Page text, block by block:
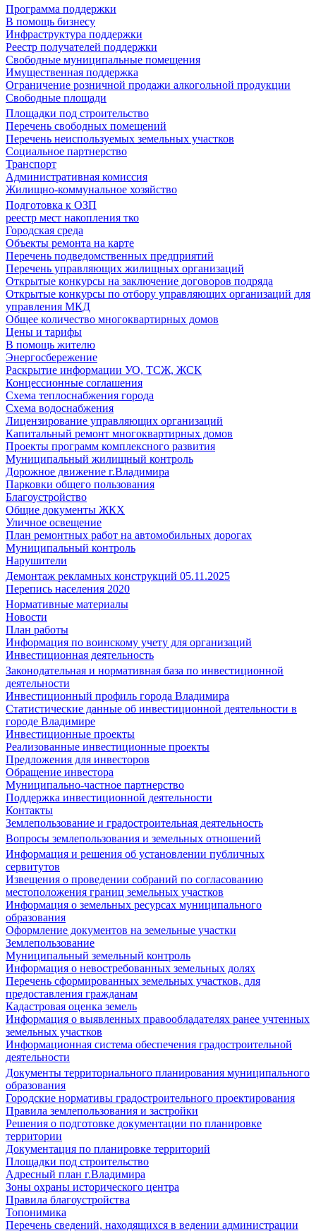
Программа поддержки
В помощь бизнесу
Инфраструктура поддержки
Реестр получателей поддержки
Свободные муниципальные помещения
Имущественная поддержка
Ограничение розничной продажи алкогольной продукции
Свободные площади
Площадки под строительство
Перечень свободных помещений
Перечень неиспользуемых земельных участков
Социальное партнерство
Транспорт
Административная комиссия
Жилищно-коммунальное хозяйство
Подготовка к ОЗП
реестр мест накопления тко
Городская среда
Объекты ремонта на карте
Перечень подведомственных предприятий
Перечень управляющих жилищных организаций
Открытые конкурсы на заключение договоров подряда
Открытые конкурсы по отбору управляющих организаций для
управления МКД
Общее количество многоквартирных домов
Цены и тарифы
В помощь жителю
Энергосбережение
Раскрытие информации УО, ТСЖ, ЖСК
Концессионные соглашения
Схема теплоснабжения города
Схема водоснабжения
Лицензирование управляющих организаций
Капитальный ремонт многоквартирных домов
Проекты программ комплексного развития
Муниципальный жилищный контроль
Дорожное движение г.Владимира
Парковки общего пользования
Благоустройство
Общие документы ЖКХ
Уличное освещение
План ремонтных работ на автомобильных дорогах
Муниципальный контроль
Нарушители
Демонтаж рекламных конструкций 05.11.2025
Перепись населения 2020
Нормативные материалы
Новости
План работы
Информация по воинскому учету для организаций
Инвестиционная деятельность
Законодательная и нормативная база по инвестиционной
деятельности
Инвестиционный профиль города Владимира
Статистические данные об инвестиционной деятельности в
городе Владимире
Инвестиционные проекты
Реализованные инвестиционные проекты
Предложения для инвесторов
Обращение инвестора
Муниципально-частное партнерство
Поддержка инвестиционной деятельности
Контакты
Землепользование и градостроительная деятельность
Вопросы землепользования и земельных отношений
Информация и решения об установлении публичных
сервитутов
Извещения о проведении собраний по согласованию
местоположения границ земельных участков
Информация о земельных ресурсах муниципального
образования
Оформление документов на земельные участки
Землепользование
Муниципальный земельный контроль
Информация о невостребованных земельных долях
Перечень сформированных земельных участков, для
предоставления гражданам
Кадастровая оценка земель
Информация о выявленных правообладателях ранее учтенных
земельных участков
Информационная система обеспечения градостроительной
деятельности
Документы территориального планирования муниципального
образования
Городские нормативы градостроительного проектирования
Правила землепользования и застройки
Решения о подготовке документации по планировке
территории
Документация по планировке территорий
Площадки под строительство
Адресный план г.Владимира
Зоны охраны исторического центра
Правила благоустройства
Топонимика
Перечень сведений, находящихся в ведении администрации